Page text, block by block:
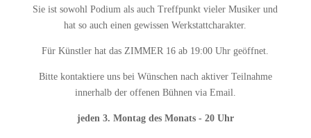
Sie ist sowohl Podium als auch Treffpunkt vieler Musiker und
hat so auch einen gewissen Werkstattcharakter.
Für Künstler hat das ZIMMER 16 ab 19:00 Uhr geöffnet.
Bitte kontaktiere uns bei Wünschen nach aktiver Teilnahme
innerhalb der offenen Bühnen via Email.
jeden 3. Montag des Monats - 20 Uhr